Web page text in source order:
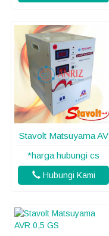
Stavolt Matsuyama AV
*harga hubungi cs
Hubungi Kami